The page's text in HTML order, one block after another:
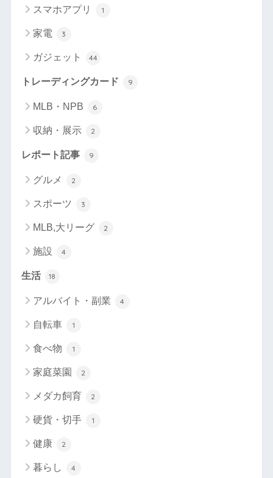
スマホアプリ 1
家電 3
ガジェット 44
トレーディングカード 9
MLB・NPB 6
収納・展示 2
レポート記事 9
グルメ 2
スポーツ 3
MLB,大リーグ 2
施設 4
生活 18
アルバイト・副業 4
自転車 1
食べ物 1
家庭菜園 2
メダカ飼育 2
硬貨・切手 1
健康 2
暮らし 4